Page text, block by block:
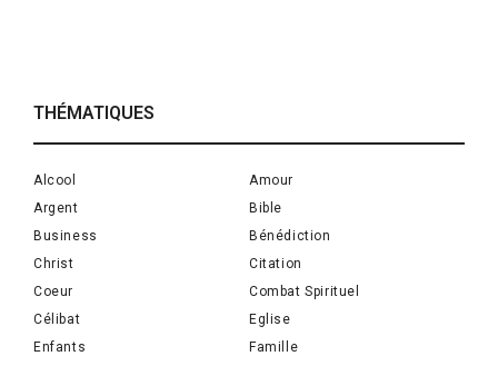
THÉMATIQUES
Alcool
Amour
Argent
Bible
Business
Bénédiction
Christ
Citation
Coeur
Combat Spirituel
Célibat
Eglise
Enfants
Famille